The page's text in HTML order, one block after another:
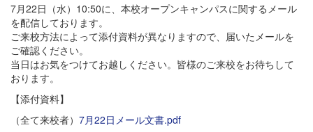
7月22日（水）10:50に、本校オープンキャンパスに関するメール
を配信しております。
ご来校方法によって添付資料が異なりますので、届いたメールを
ご確認ください。
当日はお気をつけてお越しください。皆様のご来校をお待ちして
おります。
【添付資料】
（全て来校者） 7月22日メール文書.pdf